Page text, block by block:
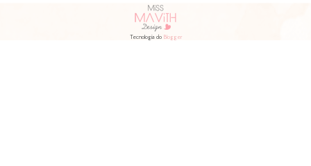
Tecnologia do Blogger